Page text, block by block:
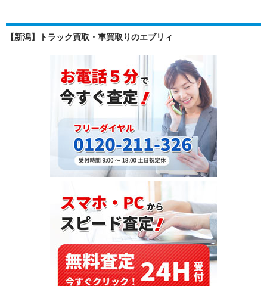
【新潟】トラック買取・車買取りのエブリィ